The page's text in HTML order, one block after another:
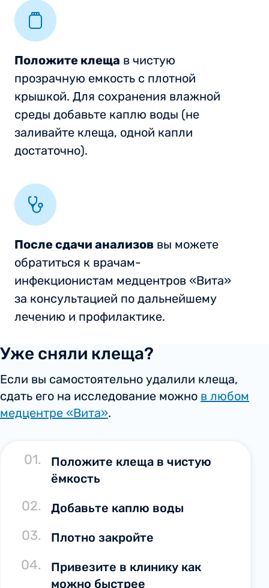
Положите клеща в чистую
прозрачную емкость с плотной
крышкой. Для сохранения влажной
среды добавьте каплю воды (не
заливайте клеща, одной капли
достаточно).
После сдачи анализов вы можете
обратиться к врачам-
инфекционистам медцентров «Вита»
за консультацией по дальнейшему
лечению и профилактике.
Уже сняли клеща?
Если вы самостоятельно удалили клеща,
сдать его на исследование можно в любом
медцентре «Вита».
01.
Положите клеща в чистую
ёмкость
02. Добавьте каплю воды
03. Плотно закройте
04.
Привезите в клинику как
можно быстрее